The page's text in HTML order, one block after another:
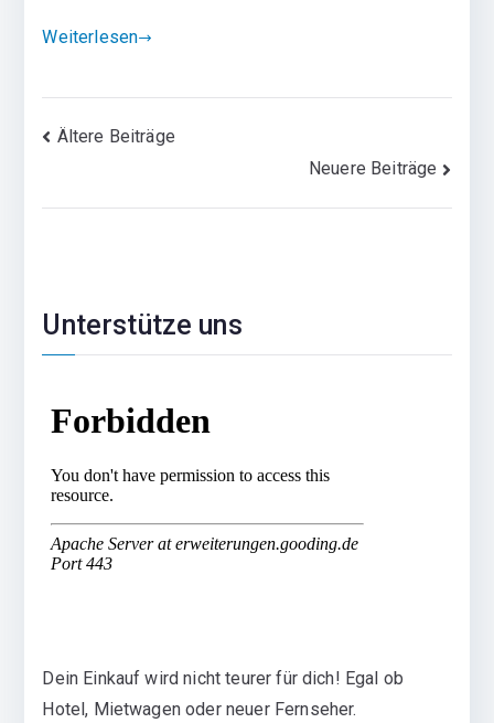
Weiterlesen
Beitragsnavigation
Ältere Beiträge
Neuere Beiträge
Unterstütze uns
Dein Einkauf wird nicht teurer für dich! Egal ob
Hotel, Mietwagen oder neuer Fernseher.